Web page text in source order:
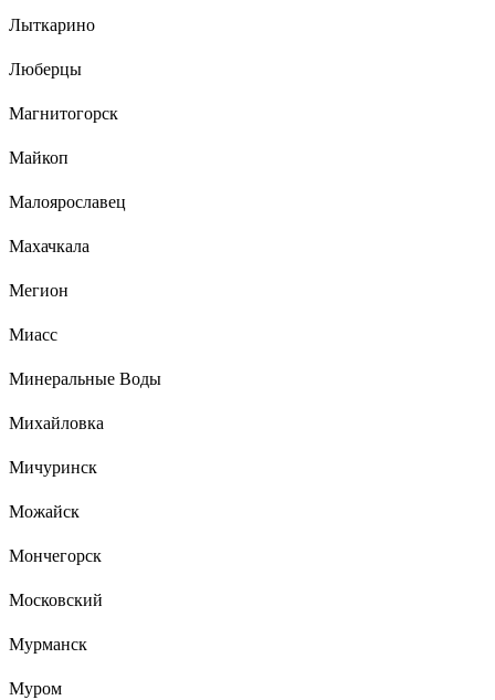
Лыткарино
Люберцы
Магнитогорск
Майкоп
Малоярославец
Махачкала
Мегион
Миасс
Минеральные Воды
Михайловка
Мичуринск
Можайск
Мончегорск
Московский
Мурманск
Муром